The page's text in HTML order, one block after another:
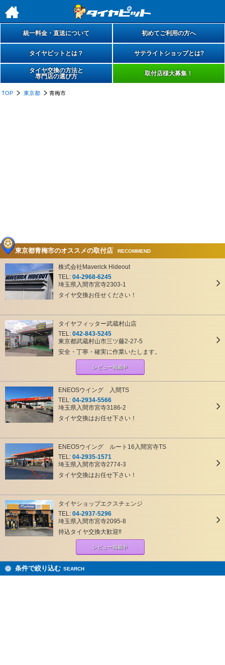
h
統一料金・直送について 初めてご利用の方へ
タイヤピットとは？ サテライトショップとは?
タイヤ交換の方法と
専門店の選び方
取付店様大募集！
TOP 東京都 青梅市
東京都青梅市のオススメの取付店 RECOMMEND
株式会社Maverick Hideout
TEL: 04-2968-6245
埼玉県入間市宮寺2303-1
タイヤ交換お任せください！
タイヤフィッター武蔵村山店
TEL: 042-843-5245
東京都武蔵村山市三ツ藤2-27-5
安全・丁寧・確実に作業いたします。
レビュー掲載中
ENEOSウイング 入間TS
TEL: 04-2934-5566
埼玉県入間市宮寺3186-2
タイヤ交換はお任せ下さい！
ENEOSウイング ルート16入間宮寺TS
TEL: 04-2935-1571
埼玉県入間市宮寺2774-3
タイヤ交換はお任せ下さい！
タイヤショップエクスチェンジ
TEL: 04-2937-5296
埼玉県入間市宮寺2095-8
持込タイヤ交換大歓迎‼
レビュー掲載中
条件で絞り込む SEARCH